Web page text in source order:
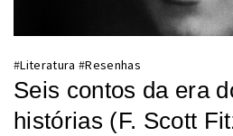
#Literatura #Resenhas
Seis contos da era
histórias (F. Scott